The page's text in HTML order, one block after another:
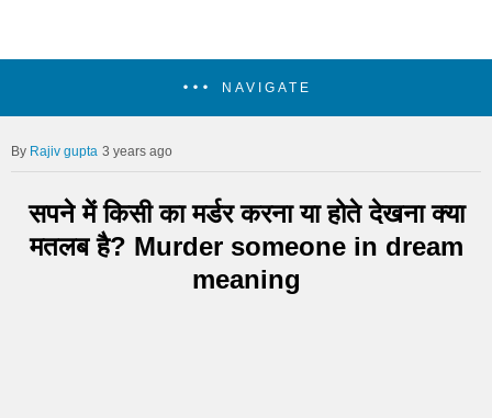
NAVIGATE
Rajiv gupta 3 years ago
सपने में किसी का मर्डर करना या होते देखना क्या
मतलब है? Murder someone in dream
meaning